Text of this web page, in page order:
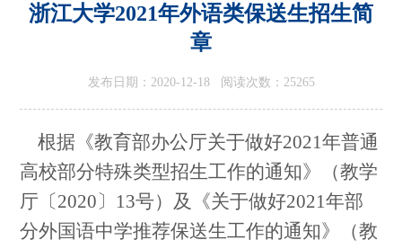
浙江大学2021年外语类保送生招生简
章
发布日期：2020-12-18 阅读次数： 25265
根据《教育部办公厅关于做好2021年普通
高校部分特殊类型招生工作的通知》（教学
厅〔2020〕 13号）及《关于做好2021年部
分外国语中学推荐保送生工作的通知》（教